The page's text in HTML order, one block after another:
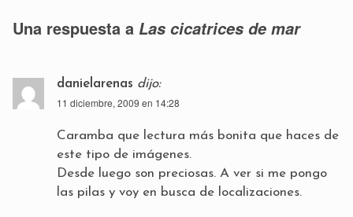
Una respuesta a Las cicatrices de mar
danielarenas dijo:
11 diciembre, 2009 en 14:28
Caramba que lectura más bonita que haces de
este tipo de imágenes.
Desde luego son preciosas. A ver si me pongo
las pilas y voy en busca de localizaciones.